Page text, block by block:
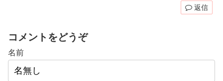
返信
コメントをどうぞ
名前